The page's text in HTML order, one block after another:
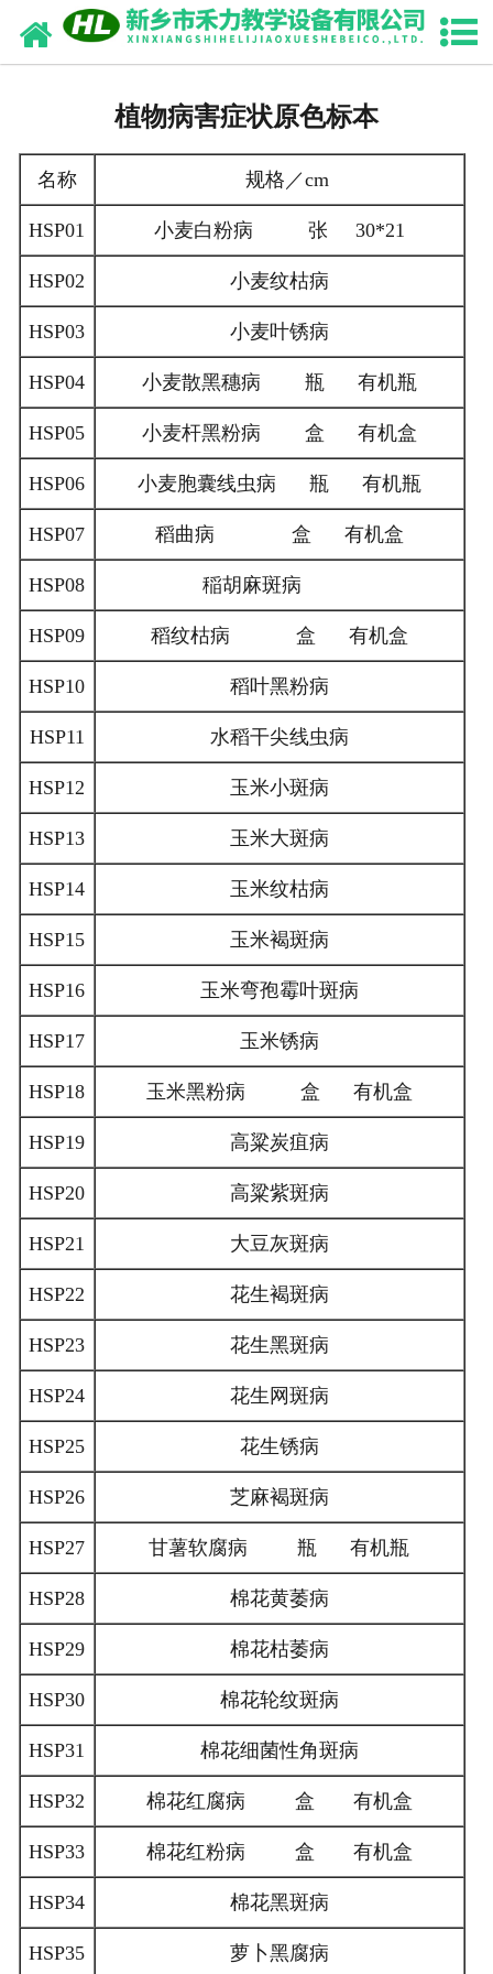
网站首页
新闻动态
诚聘英才
联系我们
植物病害症状原色标本
名称 规格／cm
HSP01 小麦白粉病 张 30*21
HSP02 小麦纹枯病
HSP03 小麦叶锈病
HSP04 小麦散黑穗病 瓶 有机瓶
HSP05 小麦杆黑粉病 盒 有机盒
HSP06 小麦胞囊线虫病 瓶 有机瓶
HSP07 稻曲病 盒 有机盒
HSP08 稲胡麻斑病
HSP09 稻纹枯病 盒 有机盒
HSP10 稻叶黑粉病
HSP11 水稻干尖线虫病
HSP12 玉米小斑病
HSP13 玉米大斑病
HSP14 玉米纹枯病
HSP15 玉米褐斑病
HSP16 玉米弯孢霉叶斑病
HSP17 玉米锈病
HSP18 玉米黑粉病 盒 有机盒
HSP19 高粱炭疽病
HSP20 高粱紫斑病
HSP21 大豆灰斑病
HSP22 花生褐斑病
HSP23 花生黑斑病
HSP24 花生网斑病
HSP25 花生锈病
HSP26 芝麻褐斑病
HSP27 甘薯软腐病 瓶 有机瓶
HSP28 棉花黄萎病
HSP29 棉花枯萎病
HSP30 棉花轮纹斑病
HSP31 棉花细菌性角斑病
HSP32 棉花红腐病 盒 有机盒
HSP33 棉花红粉病 盒 有机盒
HSP34 棉花黑斑病
HSP35 萝卜黑腐病